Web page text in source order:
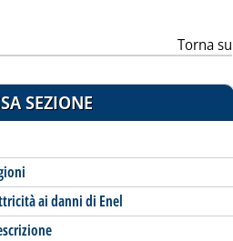
Torna su
SEZIONE
ai danni di Enel